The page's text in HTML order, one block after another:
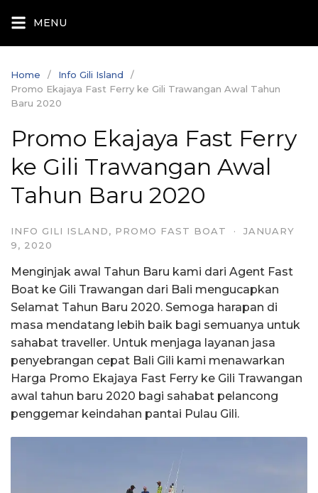
to
content
MENU
Home
Info Gili Island
Promo Ekajaya Fast Ferry ke Gili Trawangan Awal Tahun
Baru 2020
Promo Ekajaya Fast Ferry
ke Gili Trawangan Awal
Tahun Baru 2020
INFO GILI ISLAND, PROMO FAST BOAT ·
JANUARY
9, 2020
Menginjak awal Tahun Baru kami dari Agent Fast
Boat ke Gili Trawangan dari Bali mengucapkan
Selamat Tahun Baru 2020. Semoga harapan di
masa mendatang lebih baik bagi semuanya untuk
sahabat traveller. Untuk menjaga layanan jasa
penyebrangan cepat Bali Gili kami menawarkan
Harga Promo Ekajaya Fast Ferry ke Gili Trawangan
awal tahun baru 2020 bagi sahabat pelancong
penggemar keindahan pantai Pulau Gili.